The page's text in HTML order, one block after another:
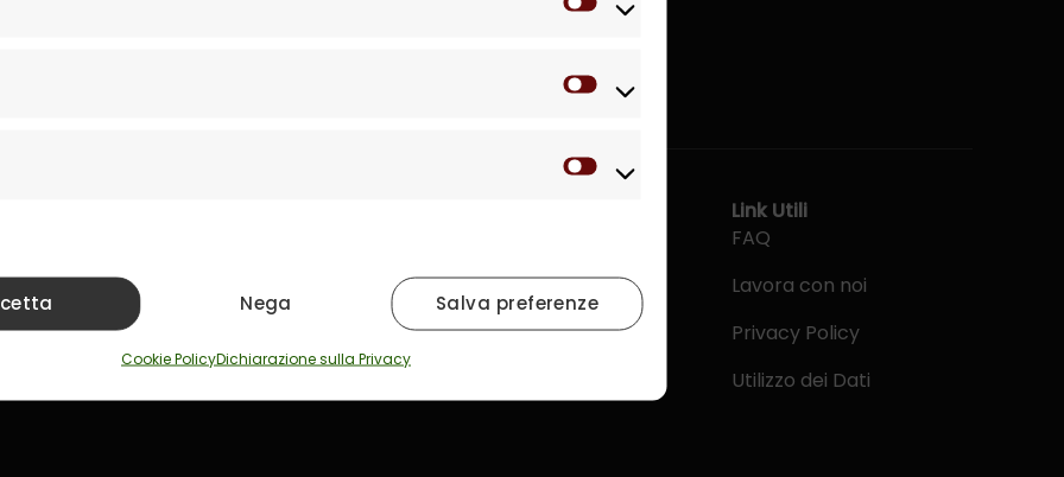
Preferenze
Statistiche
Marketing
Nega Salva preferenze
Cookie PolicyDichiarazione sulla Privacy
cura
di
Per gli Adulti
Pratiche ASL
Link Utili
FAQ
Lavora con noi
Privacy Policy
Utilizzo dei Dati